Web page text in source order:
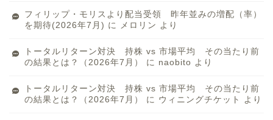
フィリップ・モリスより配当受領 昨年並みの増配（率）
を期待(2026年7月) に メロリン より
トータルリターン対決 持株 vs 市場平均 その当たり前
の結果とは？（2026年7月）
に naobito より
トータルリターン対決 持株 vs 市場平均 その当たり前
の結果とは？（2026年7月）
に ウィニングチケット より